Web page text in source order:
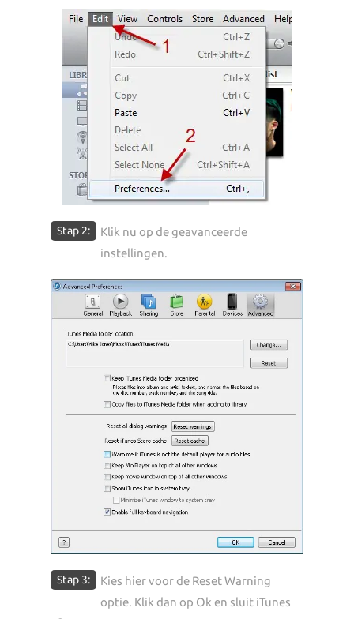
Stap 2:
Klik nu op de geavanceerde
instellingen.
Stap 3:
Kies hier voor de Reset Warning
optie. Klik dan op Ok en sluit iTunes